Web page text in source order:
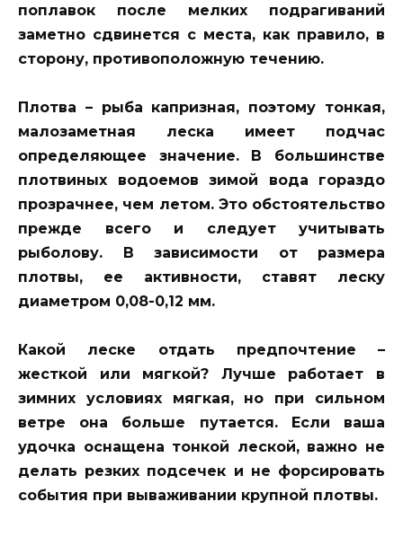
поплавок после мелких подрагиваний
заметно сдвинется с места, как правило, в
сторону, противоположную течению.
Плотва – рыба капризная, поэтому тонкая,
малозаметная леска имеет подчас
определяющее значение. В большинстве
плотвиных водоемов зимой вода гораздо
прозрачнее, чем летом. Это обстоятельство
прежде всего и следует учитывать
рыболову. В зависимости от размера
плотвы, ее активности, ставят леску
диаметром 0,08-0,12 мм.
Какой леске отдать предпочтение –
жесткой или мягкой? Лучше работает в
зимних условиях мягкая, но при сильном
ветре она больше путается. Если ваша
удочка оснащена тонкой леской, важно не
делать резких подсечек и не форсировать
события при вываживании крупной плотвы.